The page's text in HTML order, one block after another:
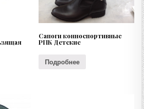
Сапоги конноспортивные
РПК Детские
Подробнее